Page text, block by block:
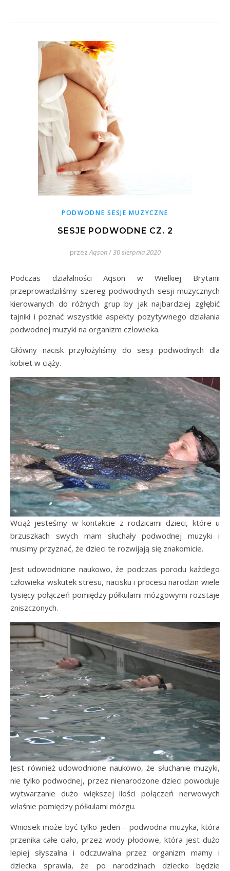
PODWODNE SESJE MUZYCZNE
SESJE PODWODNE CZ. 2
przezAqson/30 sierpnia 2020
Podczas działalności Aqson w Wielkiej Brytanii
przeprowadziliśmy szereg podwodnych sesji muzycznych
kierowanych do różnych grup by jak najbardziej zgłębić
tajniki i poznać wszystkie aspekty pozytywnego działania
podwodnej muzyki na organizm człowieka.
Główny nacisk przyłożyliśmy do sesji podwodnych dla
kobiet w ciąży.
Wciąż jesteśmy w kontakcie z rodzicami dzieci, które u
brzuszkach swych mam słuchały podwodnej muzyki i
musimy przyznać, że dzieci te rozwijają się znakomicie.
Jest udowodnione naukowo, że podczas porodu każdego
człowieka wskutek stresu, nacisku i procesu narodzin wiele
tysięcy połączeń pomiędzy półkulami mózgowymi rozstaje
zniszczonych.
Jest również udowodnione naukowo, że słuchanie muzyki,
nie tylko podwodnej, przez nienarodzone dzieci powoduje
wytwarzanie dużo większej ilości połączeń nerwowych
właśnie pomiędzy półkulami mózgu.
Wniosek może być tylko jeden – podwodna muzyka, która
przenika całe ciało, przez wody płodowe, która jest dużo
lepiej słyszalna i odczuwalna przez organizm mamy i
dziecka sprawia, że po narodzinach dziecko będzie